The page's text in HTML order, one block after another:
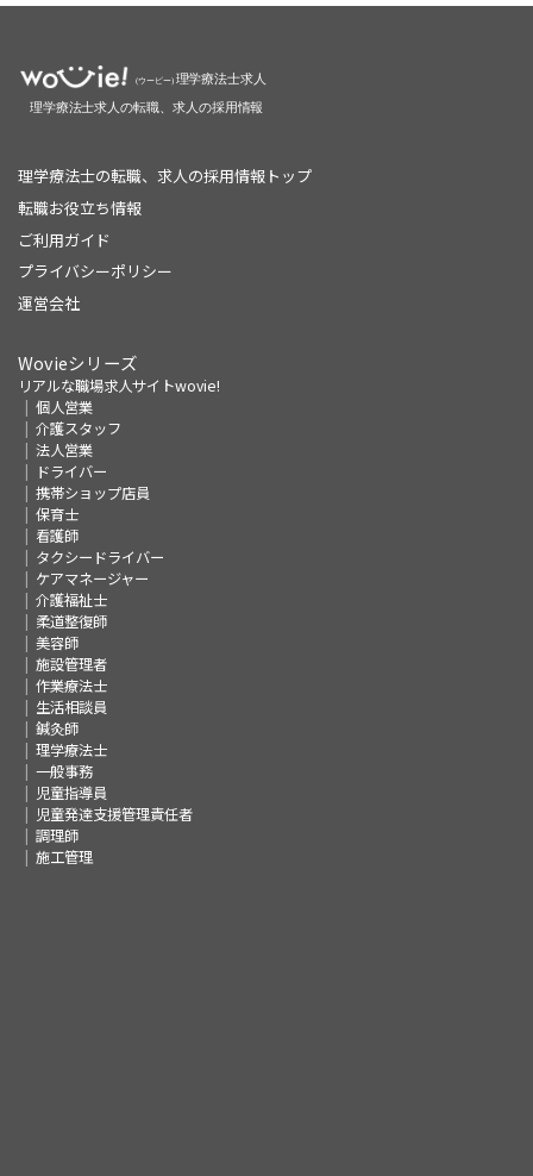
理学療法士の転職、求人の採用情報トップ
転職お役立ち情報
ご利用ガイド
プライバシーポリシー
運営会社
Wovieシリーズ
リアルな職場求人サイトwovie!
個人営業
介護スタッフ
法人営業
ドライバー
携帯ショップ店員
保育士
看護師
タクシードライバー
ケアマネージャー
介護福祉士
柔道整復師
美容師
施設管理者
作業療法士
生活相談員
鍼灸師
理学療法士
一般事務
児童指導員
児童発達支援管理責任者
調理師
施工管理